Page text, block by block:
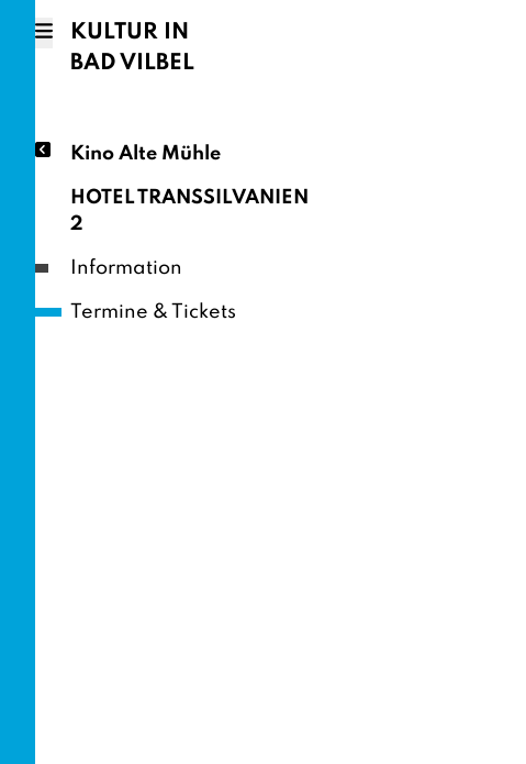
KULTUR IN
BAD VILBEL
Kino Alte Mühle
HOTEL TRANSSILVANIEN
2
Information
Termine & Tickets